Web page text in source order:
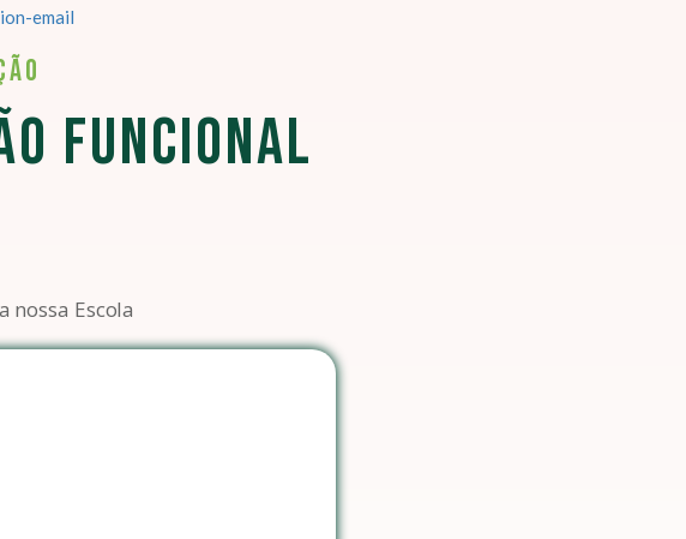
FUNCIONAL
nossa Escola